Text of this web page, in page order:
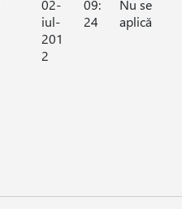
02-
iul-
201
2
09:
24
Nu se
aplică